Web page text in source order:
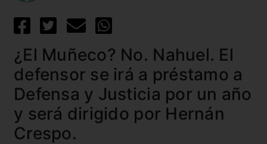
¿El Muñeco? No. Nahuel. El
defensor se irá a préstamo a
Defensa y Justicia por un año
y será dirigido por Hernán
Crespo.